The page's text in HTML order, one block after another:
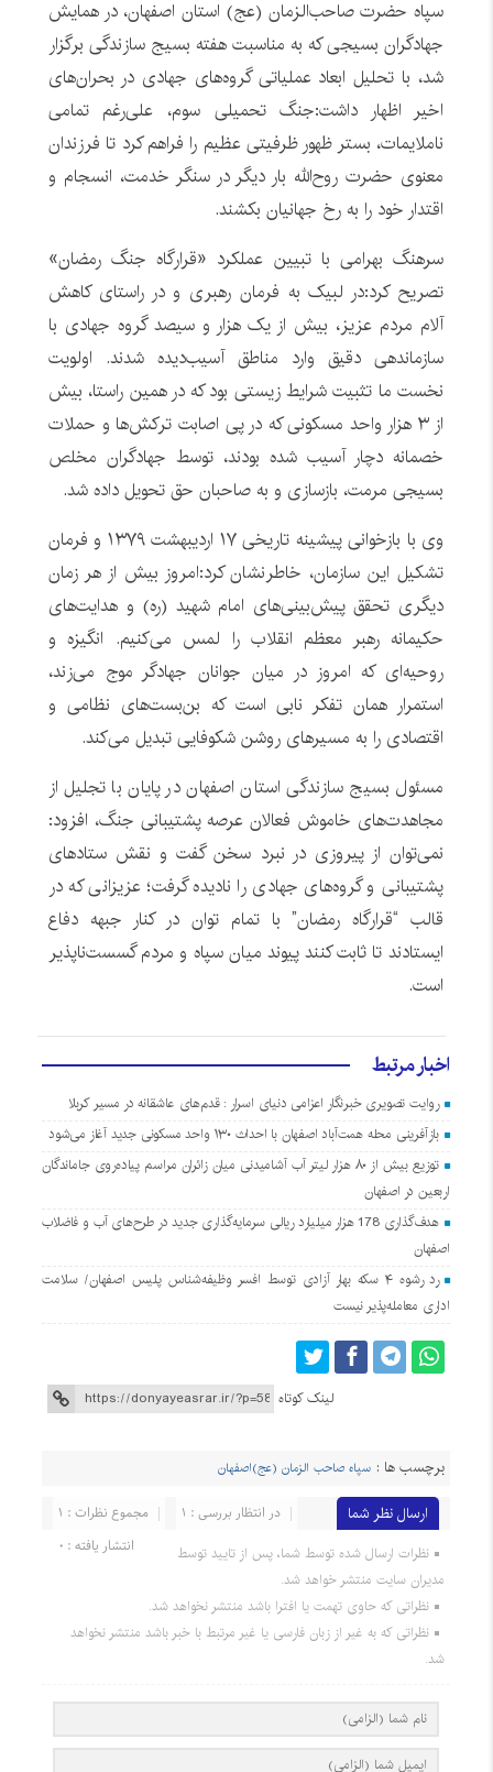
سپاه حضرت صاحب‌الزمان (عج) استان اصفهان، در همایش
جهادگران بسیجی که به مناسبت هفته بسیج سازندگی برگزار
شد، با تحلیل ابعاد عملیاتی گروه‌های جهادی در بحران‌های
اخیر اظهار داشت:جنگ تحمیلی سوم، علی‌رغم تمامی
ناملایمات، بستر ظهور ظرفیتی عظیم را فراهم کرد تا فرزندان
معنوی حضرت روح‌الله بار دیگر در سنگر خدمت، انسجام و
اقتدار خود را به رخ جهانیان بکشند.
سرهنگ بهرامی با تبیین عملکرد «قرارگاه جنگ رمضان»
تصریح کرد:در لبیک به فرمان رهبری و در راستای کاهش
آلام مردم عزیز، بیش از یک هزار و سیصد گروه جهادی با
سازماندهی دقیق وارد مناطق آسیب‌دیده شدند. اولویت
نخست ما تثبیت شرایط زیستی بود که در همین راستا، بیش
از ۳ هزار واحد مسکونی که در پی اصابت ترکش‌ها و حملات
خصمانه دچار آسیب شده بودند، توسط جهادگران مخلص
بسیجی مرمت، بازسازی و به صاحبان حق تحویل داده شد.
وی با بازخوانی پیشینه تاریخی ۱۷ اردیبهشت ۱۳۷۹ و فرمان
تشکیل این سازمان، خاطرنشان کرد:امروز بیش از هر زمان
دیگری تحقق پیش‌بینی‌های امام شهید (ره) و هدایت‌های
حکیمانه رهبر معظم انقلاب را لمس می‌کنیم. انگیزه و
روحیه‌ای که امروز در میان جوانان جهادگر موج می‌زند،
استمرار همان تفکر نابی است که بن‌بست‌های نظامی و
اقتصادی را به مسیرهای روشن شکوفایی تبدیل می‌کند.
مسئول بسیج سازندگی استان اصفهان در پایان با تجلیل از
مجاهدت‌های خاموش فعالان عرصه پشتیبانی جنگ، افزود:
نمی‌توان از پیروزی در نبرد سخن گفت و نقش ستادهای
پشتیبانی و گروه‌های جهادی را نادیده گرفت؛ عزیزانی که در
قالب “قرارگاه رمضان” با تمام توان در کنار جبهه دفاع
ایستادند تا ثابت کنند پیوند میان سپاه و مردم گسست‌ناپذیر
است.
اخبار مرتبط
روایت تصویری خبرنگار اعزامی دنیای اسرار : قدم‌های عاشقانه در مسیر کربلا
بازآفرینی محله همت‌آباد اصفهان با احداث ۱۳۰ واحد مسکونی جدید آغاز می‌شود
توزیع بیش از ۸۰ هزار لیتر آب آشامیدنی میان زائران مراسم پیاده‌روی جاماندگان
اربعین در اصفهان
هدف‌گذاری 178 هزار میلیارد ریالی سرمایه‌گذاری جدید در طرح‌های آب و فاضلاب
اصفهان
رد رشوه ۴ سکه بهار آزادی توسط افسر وظیفه‌شناس پلیس اصفهان/ سلامت
اداری معامله‌پذیر نیست
لینک کوتاه
برچسب ها : سپاه صاحب الزمان (عج)اصفهان
ارسال نظر شما مجموع نظرات : 1
در انتظار بررسی : 1
انتشار یافته : 0
نظرات ارسال شده توسط شما، پس از تایید توسط
مدیران سایت منتشر خواهد شد.
نظراتی که حاوی تهمت یا افترا باشد منتشر نخواهد شد.
نظراتی که به غیر از زبان فارسی یا غیر مرتبط با خبر باشد منتشر نخواهد
شد.